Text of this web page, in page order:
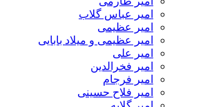
امیر عباس گلاب
امیر عظیمی
امیر عظیمی و میلاد بابایی
امیر علی
امیر فخرالدین
امیر فرجام
امیر فلاح حسینی